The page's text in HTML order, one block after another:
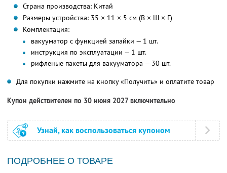
Страна производства: Китай
Размеры устройства: 35 × 11 × 5 см (В × Ш × Г)
Комплектация:
вакууматор с функцией запайки — 1 шт.
инструкция по эксплуатации — 1 шт.
рифленые пакеты для вакууматора — 30 шт.
Для покупки нажмите на кнопку «Получить» и оплатите товар
Купон действителен по 30 июня 2027 включительно
Узнай, как воспользоваться купоном
ПОДРОБНЕЕ О ТОВАРЕ